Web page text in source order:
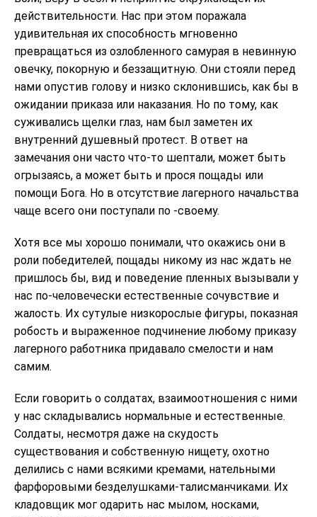
действительности. Нас при этом поражала
удивительная их способность мгновенно
превращаться из озлобленного самурая в невинную
овечку, покорную и беззащитную. Они стояли перед
нами опустив голову и низко склонившись, как бы в
ожидании приказа или наказания. Но по тому, как
суживались щелки глаз, нам был заметен их
внутренний душевный протест. В ответ на
замечания они часто что-то шептали, может быть
огрызаясь, а может быть и прося пощады или
помощи Бога. Но в отсутствие лагерного начальства
чаще всего они поступали по -своему.
Хотя все мы хорошо понимали, что окажись они в
роли победителей, пощады никому из нас ждать не
пришлось бы, вид и поведение пленных вызывали у
нас по-человечески естественные сочувствие и
жалость. Их сутулые низкорослые фигуры, показная
робость и выраженное подчинение любому приказу
лагерного работника придавало смелости и нам
самим.
Если говорить о солдатах, взаимоотношения с ними
у нас складывались нормальные и естественные.
Солдаты, несмотря даже на скудость
существования и собственную нищету, охотно
делились с нами всякими кремами, нательными
фарфоровыми безделушками-талисманчиками. Их
кладовщик мог одарить нас мылом, носками,